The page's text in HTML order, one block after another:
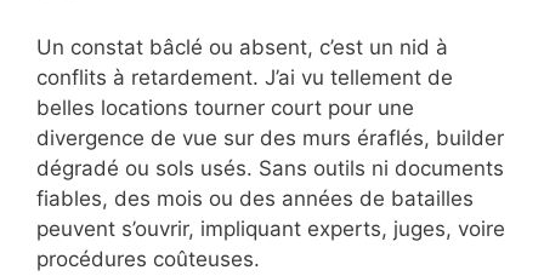
Un constat bâclé ou absent, c’est un nid à
conflits à retardement. J’ai vu tellement de
belles locations tourner court pour une
divergence de vue sur des murs éraflés, builder
dégradé ou sols usés. Sans outils ni documents
fiables, des mois ou des années de batailles
peuvent s’ouvrir, impliquant experts, juges, voire
procédures coûteuses.